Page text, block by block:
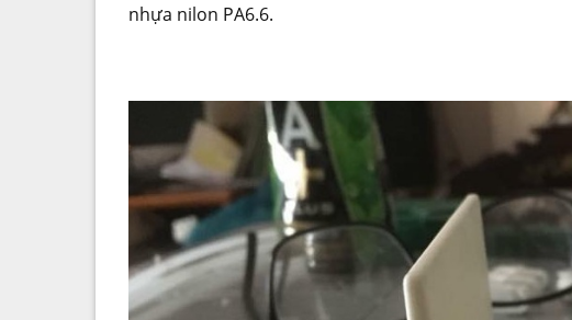
nhựa nilon PA6.6.